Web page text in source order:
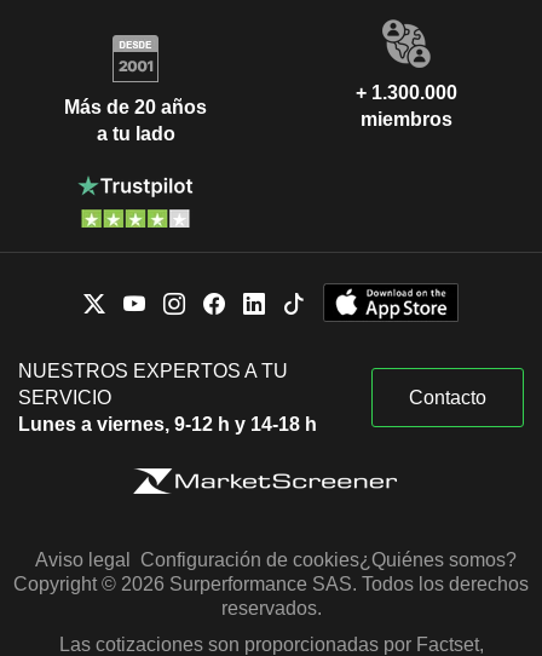
Más de 20 años
a tu lado
+ 1.300.000
miembros
NUESTROS EXPERTOS A TU
SERVICIO
Lunes a viernes, 9-12 h y 14-18 h
Contacto
Aviso legal Configuración de cookies¿Quiénes somos?
Copyright © 2026 Surperformance SAS. Todos los derechos
reservados.
Las cotizaciones son proporcionadas por Factset,